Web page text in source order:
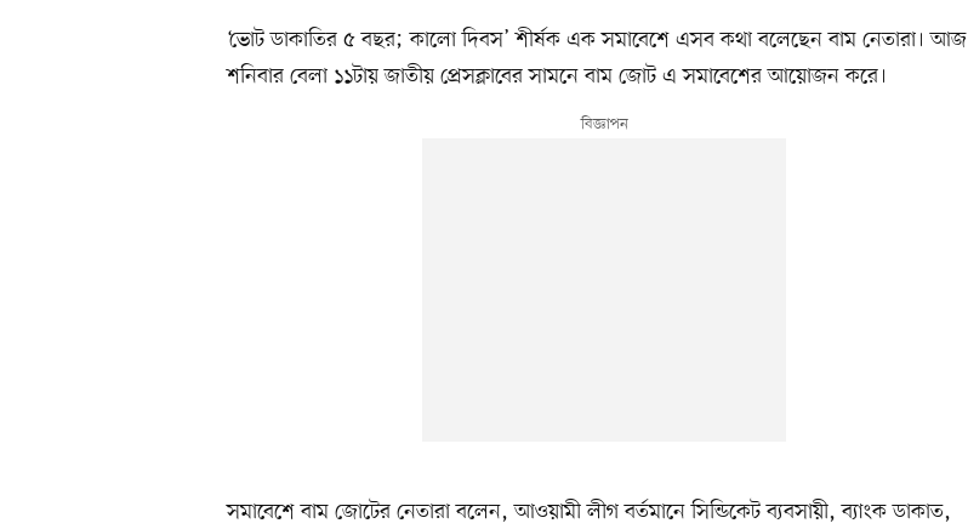
‘ভোট ডাকাতির ৫ বছর; কালো দিবস’ শীর্ষক এক সমাবেশে এসব কথা বলেছেন বাম নেতারা। আজ
শনিবার বেলা ১১টায় জাতীয় প্রেসক্লাবের সামনে বাম জোট এ সমাবেশের আয়োজন করে।
সমাবেশে বাম জোটের নেতারা বলেন, আওয়ামী লীগ বর্তমানে সিন্ডিকেট ব্যবসায়ী, ব্যাংক ডাকাত,